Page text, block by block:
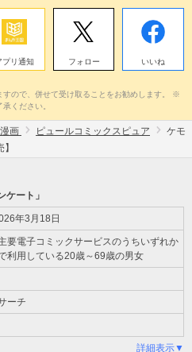
プリ通知 フォロー いいね
ので、併せて受け取ることをお勧めします。 ※
ください。
画 ピュールコミックスピュア
ケモ
ケート」
年3月18日
要電子コミックサービスのうちいずれか
利用している20歳～69歳の男女
ーチ
詳細表示▼